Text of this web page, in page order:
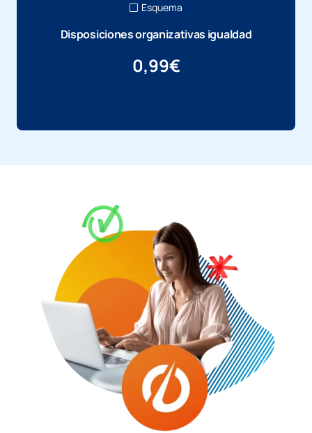
Esquema
Disposiciones organizativas igualdad
0,99€